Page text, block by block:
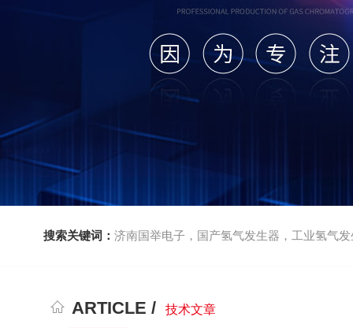
搜索关键词： 济南国举电子，国产氢气发生器，工业氢气
ARTICLE / 技术文章